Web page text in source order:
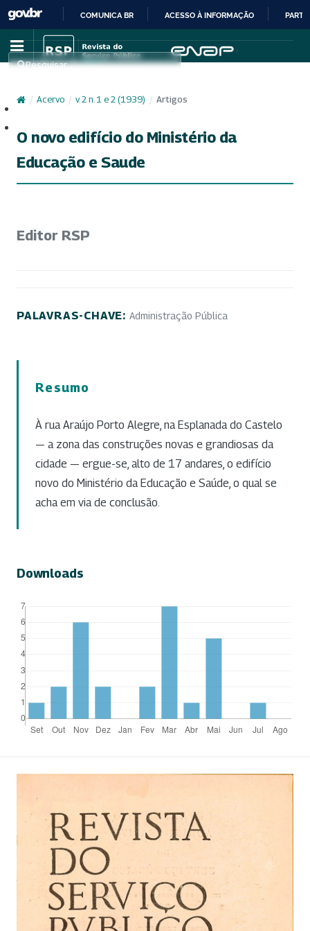
IR
PARA
CONTEÚDO
COMUNICA BR ACESSO À INFORMAÇÃO
Pesquisar
/ Acervo / v. 2 n. 1 e 2 (1939) / Artigos
O novo edifício do Ministério da
Educação e Saude
Editor RSP
PALAVRAS-CHAVE: Administração Pública
Resumo
À rua Araújo Porto Alegre, na Esplanada do Castelo
— a zona das construções novas e grandiosas da
cidade — ergue-se, alto de 17 andares, o edifício
novo do Ministério da Educação e Saúde, o qual se
acha em via de conclusão.
Downloads